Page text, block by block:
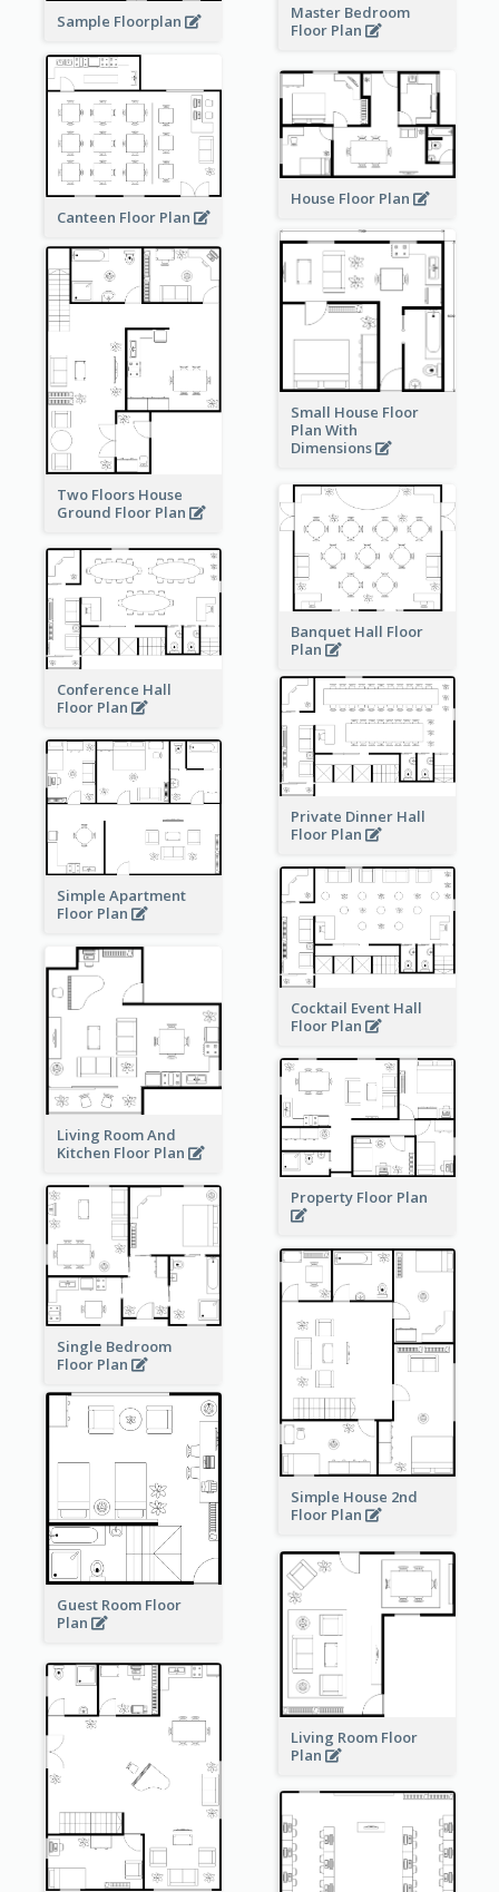
Sample Floorplan
Master Bedroom
Floor Plan
Canteen Floor Plan
House Floor Plan
Small House Floor
Plan With
Dimensions
Two Floors House
Ground Floor Plan
Banquet Hall Floor
Plan
Conference Hall
Floor Plan
Private Dinner Hall
Floor Plan
Simple Apartment
Floor Plan
Cocktail Event Hall
Floor Plan
Living Room And
Kitchen Floor Plan
Property Floor Plan
Single Bedroom
Floor Plan
Simple House 2nd
Floor Plan
Guest Room Floor
Plan
Living Room Floor
Plan